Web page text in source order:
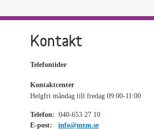
Kontakt
Telefontider
Kontaktcenter
Helgfri måndag till fredag 09:00-11:00
Telefon: 040-653 27 10
E-post:
info@mtm.se